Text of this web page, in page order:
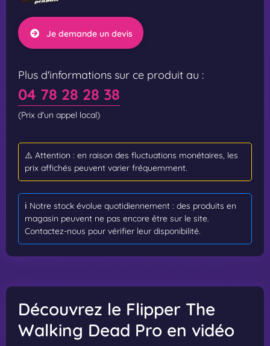
Je demande un devis
Plus d'informations sur ce produit au :
04 78 28 28 38
(Prix d'un appel local)
⚠️ Attention : en raison des fluctuations monétaires, les
prix affichés peuvent varier fréquemment.
ℹ️ Notre stock évolue quotidiennement : des produits en
magasin peuvent ne pas encore être sur le site.
Contactez-nous pour vérifier leur disponibilité.
Découvrez le Flipper The
Walking Dead Pro en vidéo